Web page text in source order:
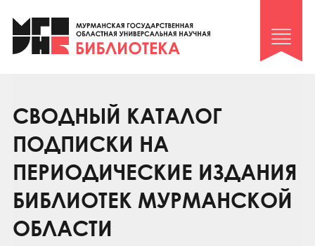
Клуб «Гиря и сельдерей»
Клуб «Семейный архив»
Коллегам
Контакты
СВОДНЫЙ КАТАЛОГ
ПОДПИСКИ НА
ПЕРИОДИЧЕСКИЕ ИЗДАНИЯ
БИБЛИОТЕК МУРМАНСКОЙ
ОБЛАСТИ